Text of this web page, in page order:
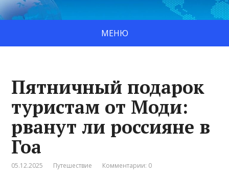
МЕНЮ
Пятничный подарок
туристам от Моди:
рванут ли россияне в
Гоа
05.12.2025 Путешествие Комментарии: 0